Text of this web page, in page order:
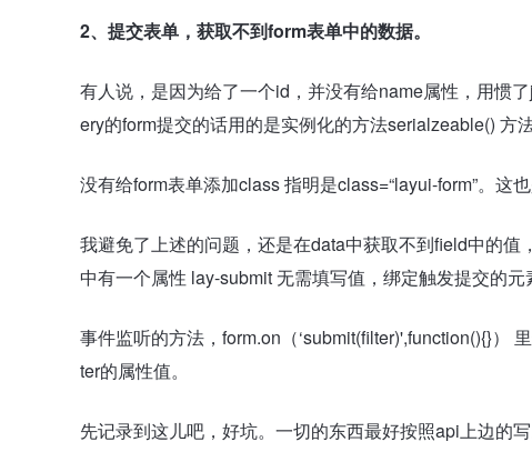
2、提交表单，获取不到form表单中的数据。
有人说，是因为给了一个id，并没有给name属性，用惯
ery的form提交的话用的是实例化的方法serialzeable() 方
没有给form表单添加class 指明是class=“layui-form”。这
我避免了上述的问题，还是在data中获取不到field中的
中有一个属性 lay-submit 无需填写值，绑定触发提交的元
事件监听的方法，form.on（‘submit(filter)',function(){}）
ter的属性值。
先记录到这儿吧，好坑。一切的东西最好按照api上边的写